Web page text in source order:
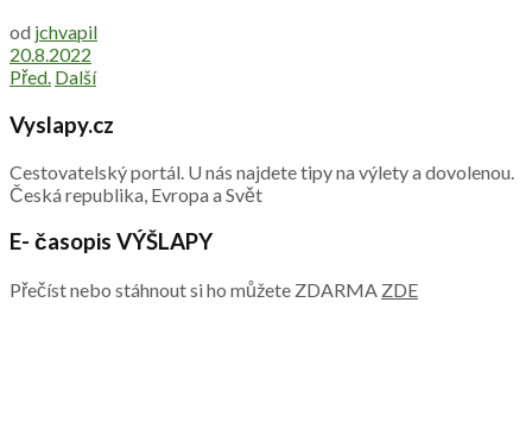
od jchvapil
20.8.2022
Před. Další
Vyslapy.cz
Cestovatelský portál. U nás najdete tipy na výlety a dovolenou.
Česká republika, Evropa a Svět
E- časopis VÝŠLAPY
Přečíst nebo stáhnout si ho můžete ZDARMA ZDE